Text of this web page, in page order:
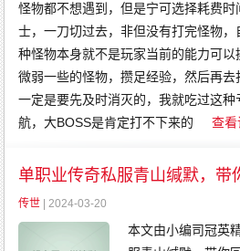
怪物都不想遇到，但是宁可选择耗费
士，一刀切过去，非但没有打完怪物
种怪物本身就不是玩家当前的能力可
微弱一些的怪物，攒足经验，然后再
一定是要先及时消灭的，我就吃过这
航，大BOSS是肯定打不下来的
查看
单职业传奇私服青山缄默，带
传世 | 2024-03-20
本文由小编司冠英